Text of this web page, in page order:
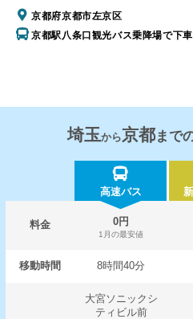
京都府京都市左京区
京都駅八条口観光バス乗降場で下車
埼玉から京都まで
高速バス
料金 0円
1月の最安値
移動時間 8時間40分
大宮ソニックシ
ティビル前